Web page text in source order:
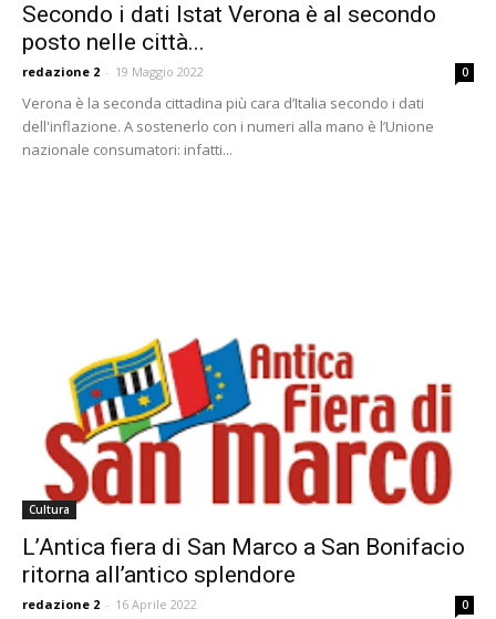
Secondo i dati Istat Verona è al secondo
posto nelle città...
redazione 2 - 19 Maggio 2022 0
Verona è la seconda cittadina più cara d’Italia secondo i dati
dell'inflazione. A sostenerlo con i numeri alla mano è l’Unione
nazionale consumatori: infatti...
Cultura
L’Antica fiera di San Marco a San Bonifacio
ritorna all’antico splendore
redazione 2 - 16 Aprile 2022 0